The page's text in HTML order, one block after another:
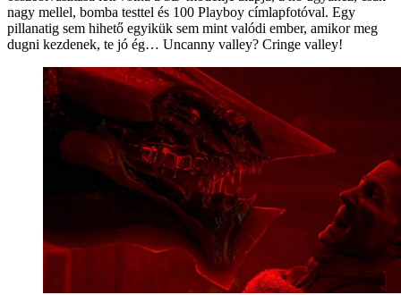
nagy mellel, bomba testtel és 100 Playboy címlapfotóval. Egy
pillanatig sem hihető egyikük sem mint valódi ember, amikor meg
dugni kezdenek, te jó ég… Uncanny valley? Cringe valley!